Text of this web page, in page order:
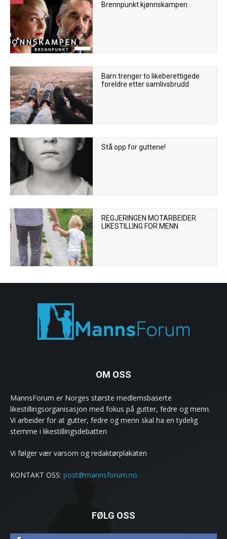
Brennpunkt kjønnskampen
Barn trenger to likeberettigede
foreldre etter samlivsbrudd
Stå opp for guttene!
REGJERINGEN MOTARBEIDER
LIKESTILLING FOR MENN
OM OSS
MannsForum er Norges største medlemsbaserte
likestillingsorganisasjon med fokus på gutter, fedre og menn.
Vi arbeider for at gutter, fedre og menn skal ha en tydelig
stemme i likestillingsdebatten
Vi følger vær varsom og redaktørplakaten
KONTAKT OSS: post@mannsforum.no
FØLG OSS